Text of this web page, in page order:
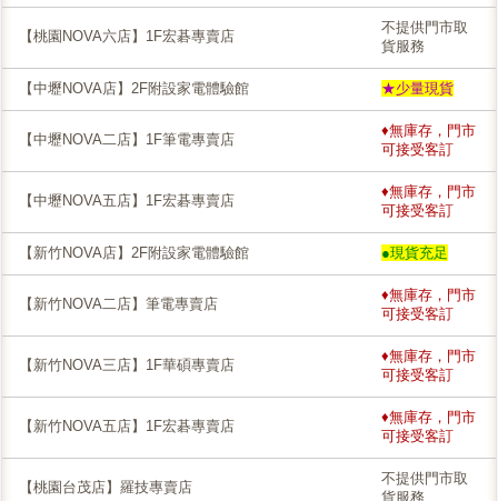
【桃園NOVA六店】1F宏碁專賣店
不提供門市取
貨服務
【中壢NOVA店】2F附設家電體驗館 ★少量現貨
【中壢NOVA二店】1F筆電專賣店
♦無庫存，門市
可接受客訂
【中壢NOVA五店】1F宏碁專賣店
♦無庫存，門市
可接受客訂
【新竹NOVA店】2F附設家電體驗館 ●現貨充足
【新竹NOVA二店】筆電專賣店
♦無庫存，門市
可接受客訂
【新竹NOVA三店】1F華碩專賣店
♦無庫存，門市
可接受客訂
【新竹NOVA五店】1F宏碁專賣店
♦無庫存，門市
可接受客訂
【桃園台茂店】羅技專賣店
不提供門市取
貨服務